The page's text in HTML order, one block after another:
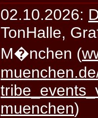
02.10.2026:
TonHalle,
M�nchen (
muenchen)